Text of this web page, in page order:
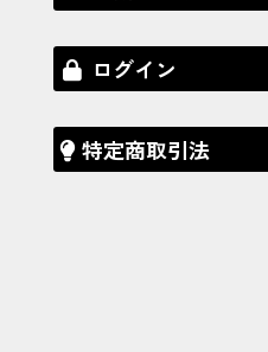
ログイン
特定商取引法